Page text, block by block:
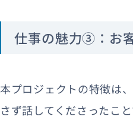
仕事の魅力③：お
本プロジェクトの特徴は
さず話してくださったこ